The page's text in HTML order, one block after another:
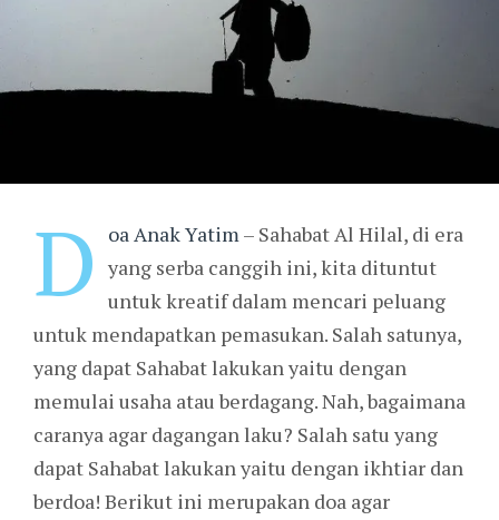
D oa Anak Yatim– Sahabat Al Hilal, di era
yang serba canggih ini, kita dituntut
untuk kreatif dalam mencari peluang
untuk mendapatkan pemasukan. Salah satunya,
yang dapat Sahabat lakukan yaitu dengan
memulai usaha atau berdagang. Nah, bagaimana
caranya agar dagangan laku? Salah satu yang
dapat Sahabat lakukan yaitu dengan ikhtiar dan
berdoa! Berikut ini merupakan doa agar